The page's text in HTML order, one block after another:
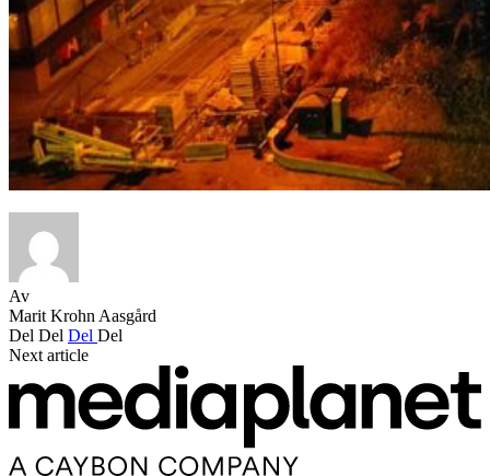
Av
Marit Krohn Aasgård
Del Del Del Del
Next article